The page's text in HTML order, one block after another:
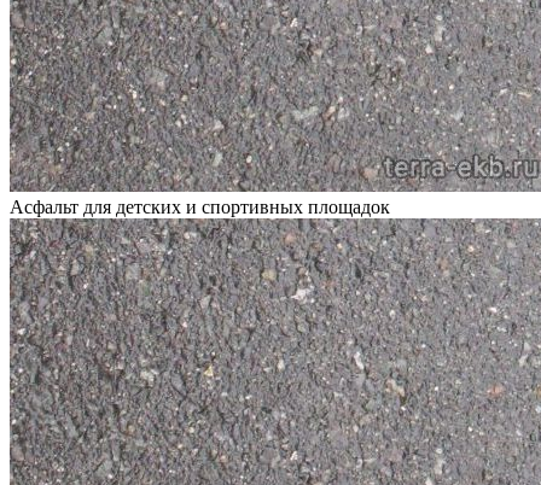
Асфальт для детских и спортивных площадок